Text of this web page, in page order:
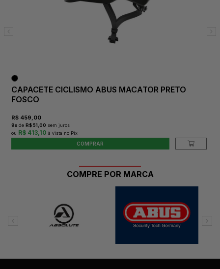
CAPACETE CICLISMO ABUS MACATOR PRETO
FOSCO
R$ 459,00
9x de R$ 51,00 sem juros
R$ 413,10
COMPRAR
COMPRE POR MARCA